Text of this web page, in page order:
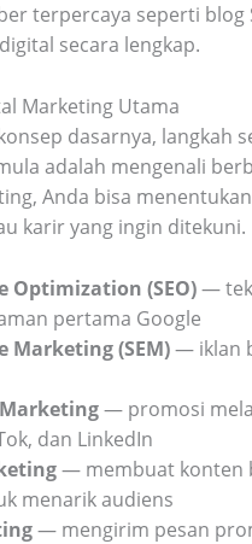
terpercaya seperti blog
secara lengkap.
Marketing Utama
dasarnya, langkah
adalah mengenali
Anda bisa
karir yang ingin ditekuni.
Optimization (SEO)—
pertama Google
Marketing (SEM)— iklan
— promosi
dan LinkedIn
— membuat konten
menarik audiens
— mengirim pesan